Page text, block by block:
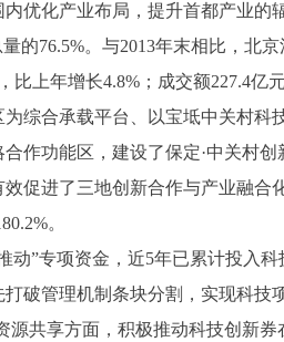
优化产业布局，提升首都产业的
76.5%。与2013年末相比，北
上年增长4.8%；成交额227.4亿元
合承载平台、以宝坻中关村科
作功能区，建设了保定·中关村
促进了三地创新合作与产业融
。
专项资金，近5年已累计投入科
破管理机制条块分割，实现科技
共享方面，积极推动科技创新